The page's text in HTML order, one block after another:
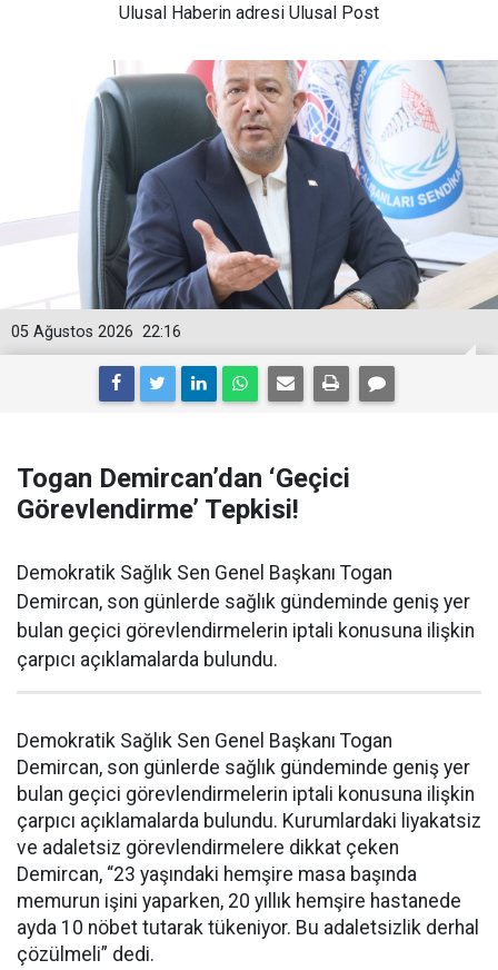
Ulusal Haberin adresi Ulusal Post
22:16
05 Ağustos 2026
Togan Demircan’dan ‘Geçici
Görevlendirme’ Tepkisi!
Demokratik Sağlık Sen Genel Başkanı Togan
Demircan, son günlerde sağlık gündeminde geniş yer
bulan geçici görevlendirmelerin iptali konusuna ilişkin
çarpıcı açıklamalarda bulundu.
Demokratik Sağlık Sen Genel Başkanı Togan
Demircan, son günlerde sağlık gündeminde geniş yer
bulan geçici görevlendirmelerin iptali konusuna ilişkin
çarpıcı açıklamalarda bulundu. Kurumlardaki liyakatsiz
ve adaletsiz görevlendirmelere dikkat çeken
Demircan, “23 yaşındaki hemşire masa başında
memurun işini yaparken, 20 yıllık hemşire hastanede
ayda 10 nöbet tutarak tükeniyor. Bu adaletsizlik derhal
çözülmeli” dedi.